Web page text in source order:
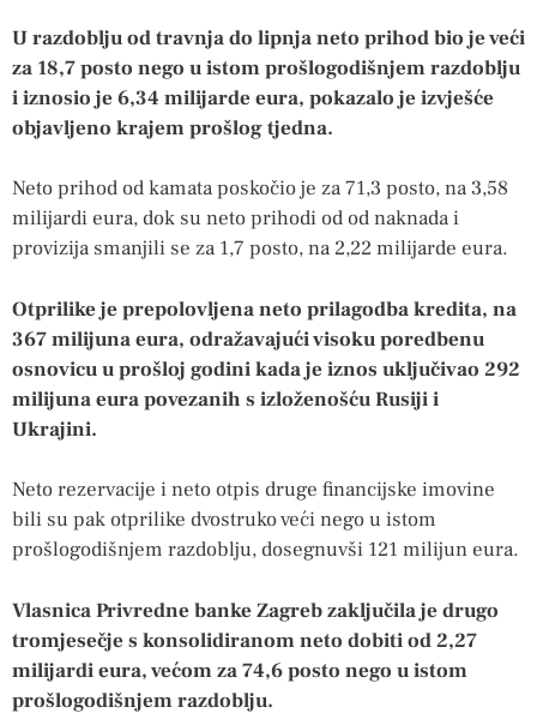
U razdoblju od travnja do lipnja neto prihod bio je veći
za 18,7 posto nego u istom prošlogodišnjem razdoblju
i iznosio je 6,34 milijarde eura, pokazalo je izvješće
objavljeno krajem prošlog tjedna.
Neto prihod od kamata poskočio je za 71,3 posto, na 3,58
milijardi eura, dok su neto prihodi od od naknada i
provizija smanjili se za 1,7 posto, na 2,22 milijarde eura.
Otprilike je prepolovljena neto prilagodba kredita, na
367 milijuna eura, odražavajući visoku poredbenu
osnovicu u prošloj godini kada je iznos uključivao 292
milijuna eura povezanih s izloženošću Rusiji i
Ukrajini.
Neto rezervacije i neto otpis druge financijske imovine
bili su pak otprilike dvostruko veći nego u istom
prošlogodišnjem razdoblju, dosegnuvši 121 milijun eura.
Vlasnica Privredne banke Zagreb zaključila je drugo
tromjesečje s konsolidiranom neto dobiti od 2,27
milijardi eura, većom za 74,6 posto nego u istom
prošlogodišnjem razdoblju.